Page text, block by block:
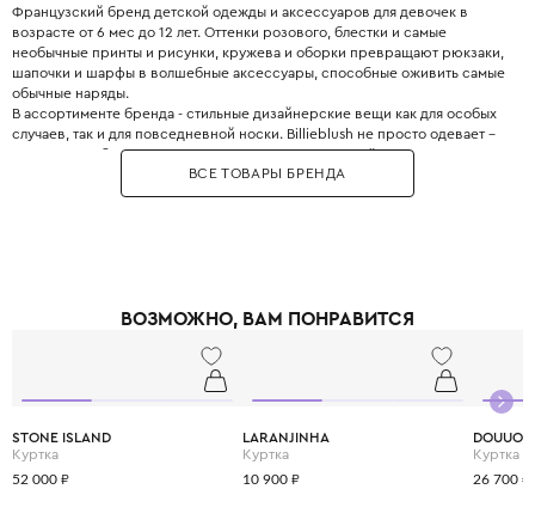
Французский бренд детской одежды и аксессуаров для девочек в
возрасте от 6 мес до 12 лет. Оттенки розового, блестки и самые
необычные принты и рисунки, кружева и оборки превращают рюкзаки,
шапочки и шарфы в волшебные аксессуары, способные оживить самые
обычные наряды.
В ассортименте бренда - стильные дизайнерские вещи как для особых
случаев, так и для повседневной носки. Billieblush не просто одевает –
он дарит свободу двигаться, смеяться и расти в своём ритме.
ВСЕ ТОВАРЫ БРЕНДА
ВОЗМОЖНО, ВАМ ПОНРАВИТСЯ
STONE ISLAND
Куртка
52 000 ₽
LARANJINHA
Куртка
10 900 ₽
DOUUOD
Куртка
26 700 ₽